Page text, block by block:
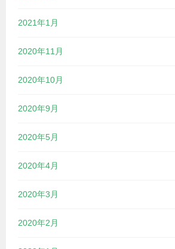
2021年1月
2020年11月
2020年10月
2020年9月
2020年5月
2020年4月
2020年3月
2020年2月